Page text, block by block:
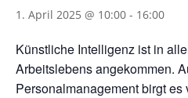
1. April 2025 @ 10:00 - 16:00
Künstliche Intelligenz ist in
Arbeitslebens angekommen.
Personalmanagement birgt